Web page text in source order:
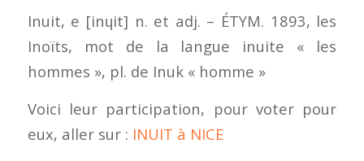
Inuit, e [inɥit] n. et adj. – ÉTYM. 1893, les
Inoïts, mot de la langue inuite « les
hommes », pl. de Inuk « homme »
Voici leur participation, pour voter pour
eux, aller sur : INUIT à NICE